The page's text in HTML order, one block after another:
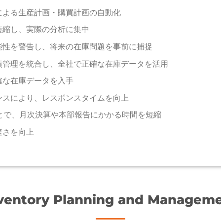
る生産計画・購買計画の自動化
し、実際の分析に集中
を警告し、将来の在庫問題を事前に捕捉
理を統合し、全社で正確な在庫データを活用
在庫データを入手
により、レスポンスタイムを向上
、月次決算や本部報告にかかる時間を短縮
を向上
Planning and